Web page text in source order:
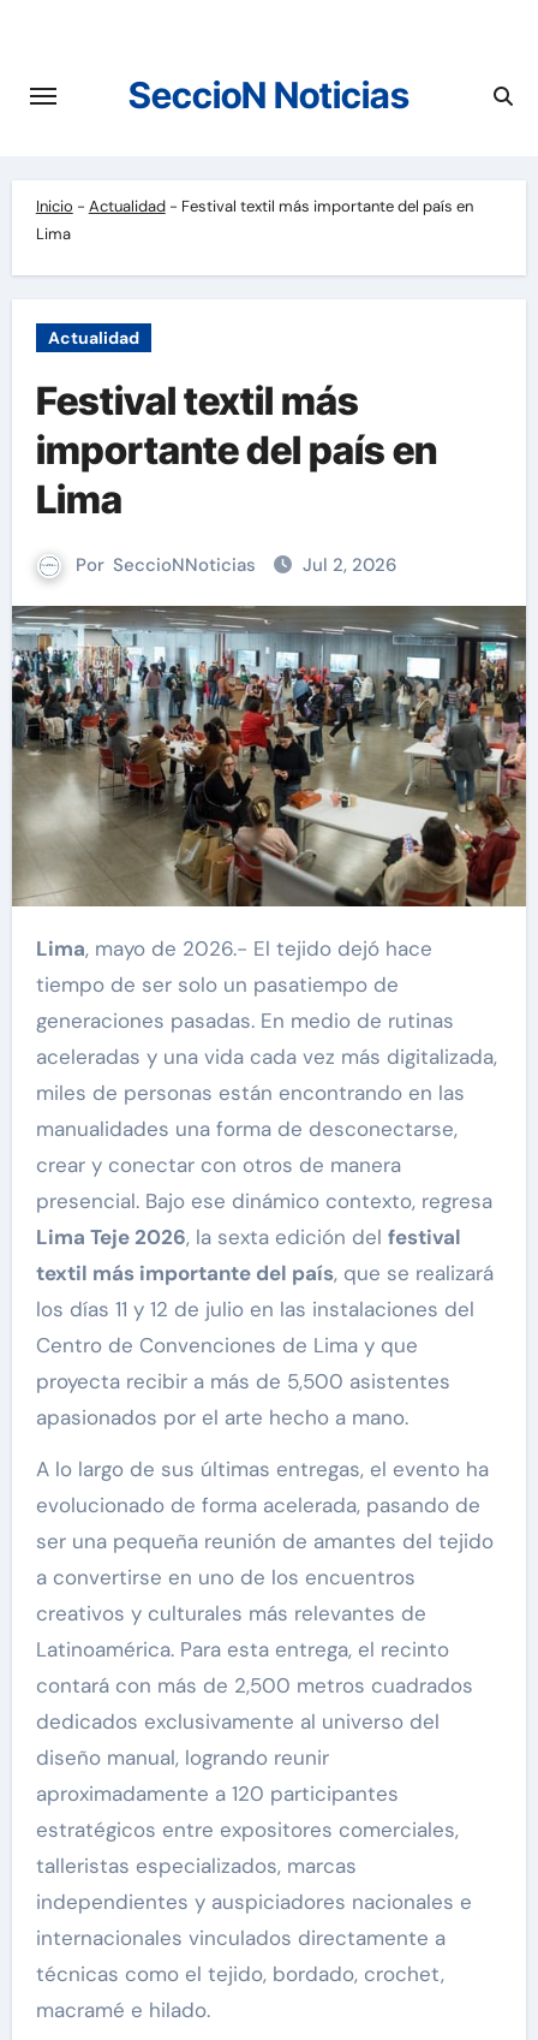
contenido
SeccioN Noticias
Inicio - Actualidad- Festival textil más importante del país en
Lima
Actualidad
Festival textil más
importante del país en
Lima
Por SeccioNNoticias Jul 2, 2026
Lima, mayo de 2026.- El tejido dejó hace
tiempo de ser solo un pasatiempo de
generaciones pasadas. En medio de rutinas
aceleradas y una vida cada vez más digitalizada,
miles de personas están encontrando en las
manualidades una forma de desconectarse,
crear y conectar con otros de manera
presencial. Bajo ese dinámico contexto, regresa
Lima Teje 2026, la sexta edición del festival
textil más importante del país, que se realizará
los días 11 y 12 de julio en las instalaciones del
Centro de Convenciones de Lima y que
proyecta recibir a más de 5,500 asistentes
apasionados por el arte hecho a mano.
A lo largo de sus últimas entregas, el evento ha
evolucionado de forma acelerada, pasando de
ser una pequeña reunión de amantes del tejido
a convertirse en uno de los encuentros
creativos y culturales más relevantes de
Latinoamérica. Para esta entrega, el recinto
contará con más de 2,500 metros cuadrados
dedicados exclusivamente al universo del
diseño manual, logrando reunir
aproximadamente a 120 participantes
estratégicos entre expositores comerciales,
talleristas especializados, marcas
independientes y auspiciadores nacionales e
internacionales vinculados directamente a
técnicas como el tejido, bordado, crochet,
macramé e hilado.